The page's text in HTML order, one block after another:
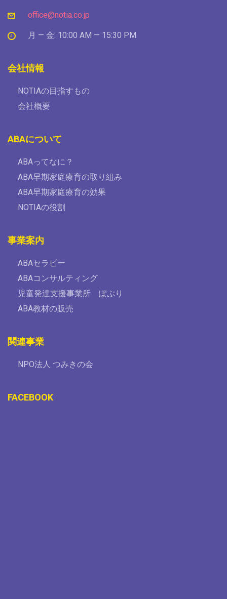
office@notia.co.jp
月 — 金: 10:00 AM — 15:30 PM
会社情報
NOTIAの目指すもの
会社概要
ABAについて
ABAってなに？
ABA早期家庭療育の取り組み
ABA早期家庭療育の効果
NOTIAの役割
事業案内
ABAセラピー
ABAコンサルティング
児童発達支援事業所 ぽぷり
ABA教材の販売
関連事業
NPO法人 つみきの会
FACEBOOK